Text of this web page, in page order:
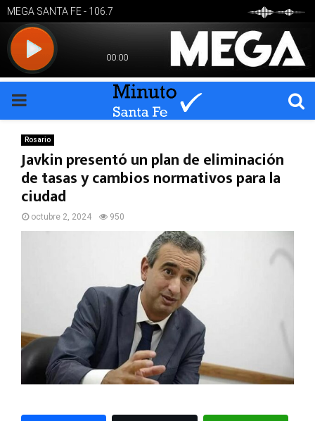
PRIMARY
MENU
Rosario
Javkin presentó un plan de eliminación
de tasas y cambios normativos para la
ciudad
octubre 2, 2024 950